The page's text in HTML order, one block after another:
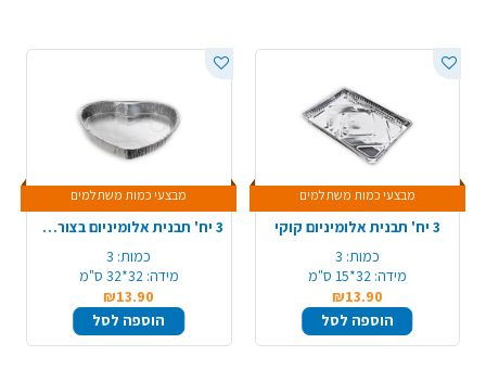
מבצעי כמות משתלמים
3 יח' תבנית אלומיניום קוקי
כמות: 3
מידה: 32*15 ס"מ
₪13.90
הוספה לסל
מבצעי כמות משתלמים
3 יח' תבנית אלומיניום בצורת לב - גדול עמוק
כמות: 3
מידה: 32*32 ס"מ
₪13.90
הוספה לסל